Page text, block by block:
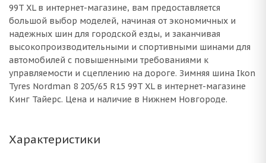
99T XL в интернет-магазине, вам предоставляется
большой выбор моделей, начиная от экономичных и
надежных шин для городской езды, и заканчивая
высокопроизводительными и спортивными шинами для
автомобилей с повышенными требованиями к
управляемости и сцеплению на дороге. Зимняя шина Ikon
Tyres Nordman 8 205/65 R15 99T XL в интернет-магазине
Кинг Тайерс. Цена и наличие в Нижнем Новгороде.
Характеристики